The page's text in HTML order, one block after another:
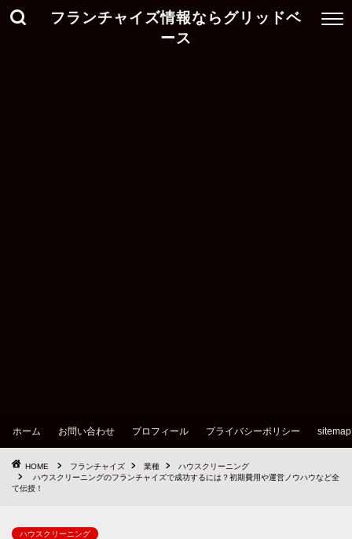
フランチャイズ情報ならグリッドベ
ース
ホーム お問い合わせ プロフィール プライバシーポリシー sitemap
HOME フランチャイズ 業種
ハウスクリーニング
ハウスクリーニングのフランチャイズで成功するには？初期費用や運営ノウハウなど全
て伝授！
ハウスクリーニング